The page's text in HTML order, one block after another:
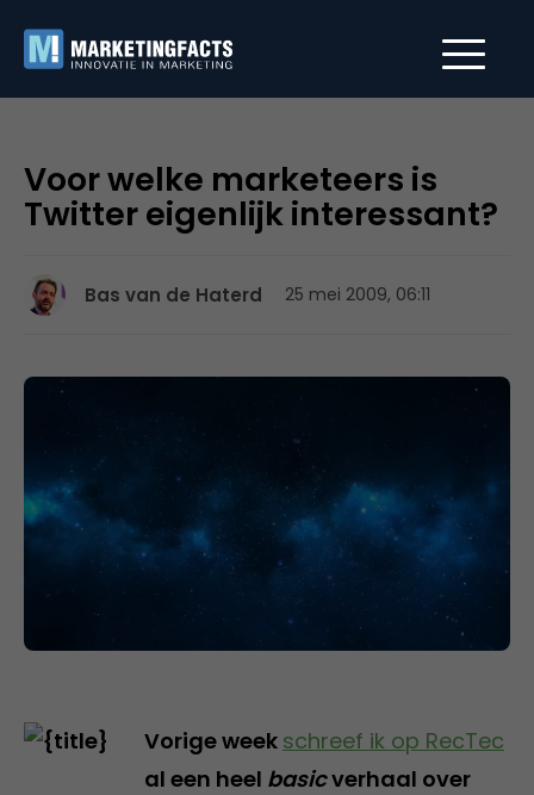
Voor welke marketeers is
Twitter eigenlijk interessant?
Bas van de Haterd 25 mei 2009, 06:11
Vorige week schreef ik op RecTec
al een heel basicverhaal over